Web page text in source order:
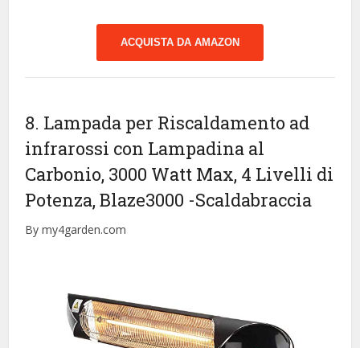
ACQUISTA DA AMAZON
8. Lampada per Riscaldamento ad
infrarossi con Lampadina al
Carbonio, 3000 Watt Max, 4 Livelli di
Potenza, Blaze3000 -Scaldabraccia
By my4garden.com